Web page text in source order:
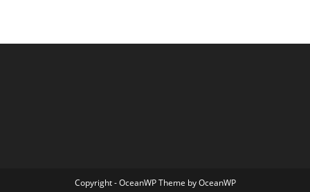
Copyright - OceanWP Theme by OceanWP